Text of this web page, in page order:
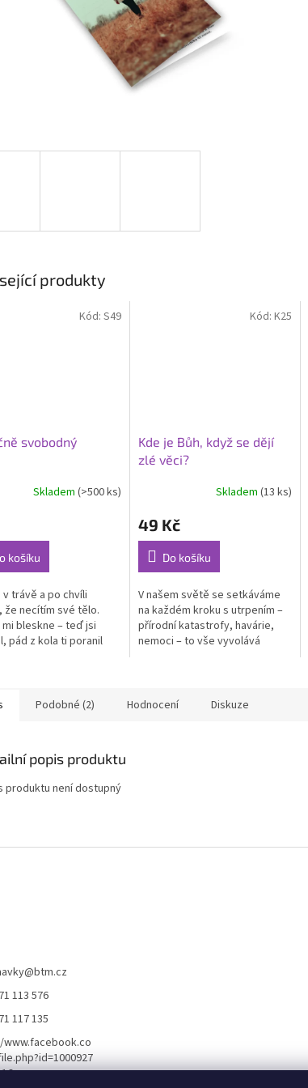
produkty
svobodný
Skladem (>500 ks)
košíku
v trávě a po chvíli
že necítím své tělo.
mi bleskne – teď jsi
pád z kola ti poranil
Kód: S49
Kde je Bůh, když se dějí
zlé věci?
Skladem (13 ks)
49 Kč
Do košíku
V našem světě se setkáváme
na každém kroku s utrpením –
přírodní katastrofy, havárie,
nemoci – to vše vyvolává
Kód: K25
Podobné (2) Hodnocení Diskuze
popis produktu
produktu není dostupný
@btm.cz
113 576
117 135